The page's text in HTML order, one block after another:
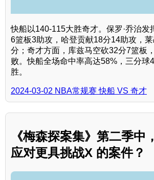
快船以140-115大胜奇才。保罗·乔治发
6篮板3助攻，哈登贡献18分14助攻，
分；奇才方面，库兹马空砍32分7篮板
败。快船全场命中率高达58%，三分球
胜。
2024-03-02 NBA常规赛 快船 VS 奇才
《梅森探案集》第二季中
应对更具挑战X 的案件？